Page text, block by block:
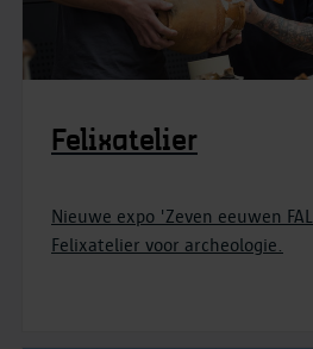
Felixatelier
Nieuwe expo 'Zeven eeuwen
Felixatelier voor archeologie.